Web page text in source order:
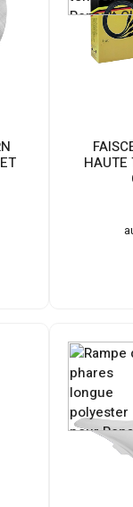
HAUTE